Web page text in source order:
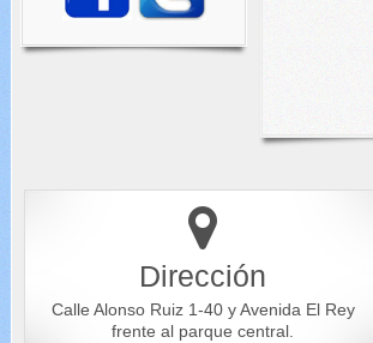
Dirección
Calle Alonso Ruiz 1-40 y Avenida El Rey
frente al parque central.